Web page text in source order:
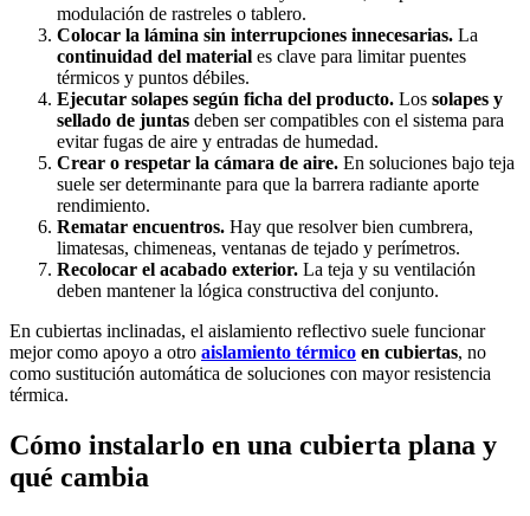
modulación de rastreles o tablero.
Colocar la lámina sin interrupciones innecesarias. La
continuidad del material es clave para limitar puentes
térmicos y puntos débiles.
Ejecutar solapes según ficha del producto. Los solapes y
sellado de juntas deben ser compatibles con el sistema para
evitar fugas de aire y entradas de humedad.
Crear o respetar la cámara de aire. En soluciones bajo teja
suele ser determinante para que la barrera radiante aporte
rendimiento.
Rematar encuentros. Hay que resolver bien cumbrera,
limatesas, chimeneas, ventanas de tejado y perímetros.
Recolocar el acabado exterior. La teja y su ventilación
deben mantener la lógica constructiva del conjunto.
En cubiertas inclinadas, el aislamiento reflectivo suele funcionar
mejor como apoyo a otro aislamiento térmico en cubiertas, no
como sustitución automática de soluciones con mayor resistencia
térmica.
Cómo instalarlo en una cubierta plana y
qué cambia